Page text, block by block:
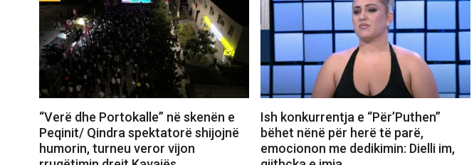
“Verë dhe Portokalle” në skenën e
Peqinit/ Qindra spektatorë shijojnë
humorin, turneu veror vijon
Ish konkurrentja e “Për’Puthen”
bëhet nënë për herë të parë,
emocionon me dedikimin: Dielli im,